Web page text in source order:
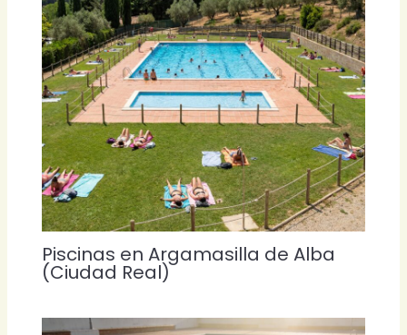
Piscinas en Argamasilla de Alba
(Ciudad Real)